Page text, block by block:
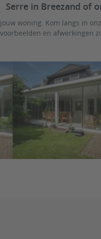
Serre in Breezand of
woning. Kom langs in
en afwerkingen